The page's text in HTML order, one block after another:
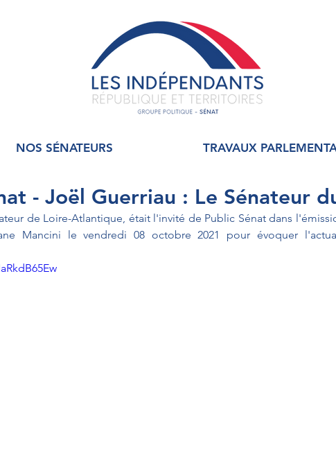
NOS SÉNATEURS TRAVAUX
- Joël Guerriau : Le Sénateur
de Loire-Atlantique, était l'invité de Public Sénat dans
Mancini le vendredi 08 octobre 2021 pour évoquer